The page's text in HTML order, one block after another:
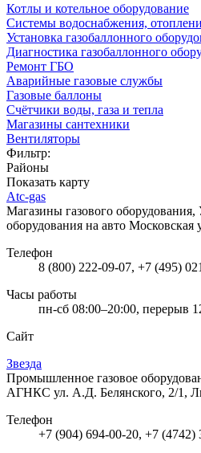
Котлы и котельное оборудование
Системы водоснабжения,
Установка газобаллонного
Диагностика газобаллонного
Ремонт ГБО
Аварийные газовые службы
Газовые баллоны
Счётчики воды, газа и тепла
Магазины сантехники
Вентиляторы
Фильтр:
Районы
Показать карту
Atc-gas
Магазины газового оборудования,
оборудования на авто Московская
Телефон
8 (800) 222-09-07, +7 (495)
Часы работы
пн-сб 08:00–20:00, перерыв
Сайт
Звезда
Промышленное газовое
АГНКС ул. А.Д. Белянского, 2/1,
Телефон
+7 (904) 694-00-20, +7 (4742)